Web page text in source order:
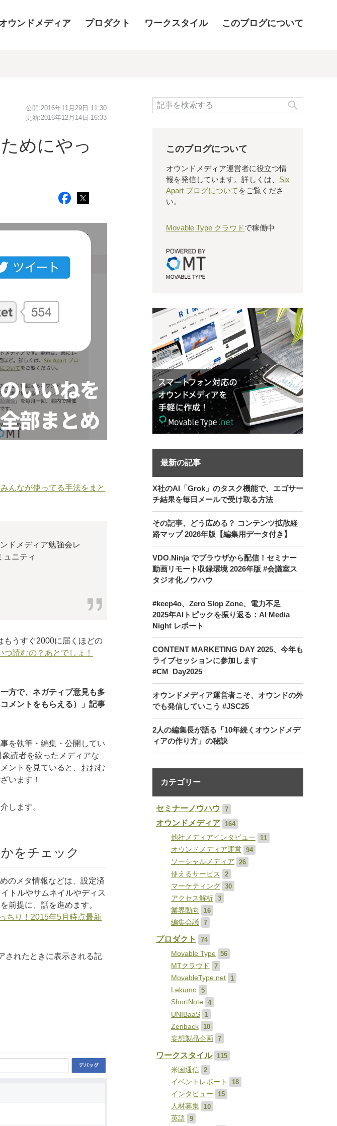
ウンドメディア プロダクト ワークスタイル このブログについて
公開:2016年11月29日 11:30
更新:2016年12月14日 16:33
めにやっ
んなが使ってる手法をまと
ドメディア勉強会レ
ュニティ
もうすぐ2000に届くほどの
つ読むの？あとでしょ！
方で、ネガティブ意見も多
メントをもらえる）」記事
を執筆・編集・公開してい
読者を絞ったメディアな
ントを見ていると、おおむ
います！
します。
をチェック
のメタ情報などは、設定済
トルやサムネイルやディス
前提に、話を進めます。
ちり！2015年5月時点最新
されたときに表示される記
このブログについて
オウンドメディア運営者に役立つ情
報を発信しています。詳しくは、 Six
Apart ブログについて をご覧くださ
い。
Movable Type クラウドで稼働中
最新の記事
X社のAI「Grok」のタスク機能で、エゴサー
チ結果を毎日メールで受け取る方法
その記事、どう広める？ コンテンツ拡散経
路マップ 2026年版【編集用データ付き】
VDO.Ninja でブラウザから配信！セミナー
動画リモート収録環境 2026年版 #会議室ス
タジオ化ノウハウ
#keep4o、Zero Slop Zone、電力不足
2025年AIトピックを振り返る：AI Media
Night レポート
CONTENT MARKETING DAY 2025、今年も
ライブセッションに参加します
#CM_Day2025
オウンドメディア運営者こそ、オウンドの外
でも発信していこう #JSC25
2人の編集長が語る「10年続くオウンドメデ
ィアの作り方」の秘訣
カテゴリー
セミナーノウハウ 7
オウンドメディア
164
他社メディアインタビュー
11
オウンドメディア運営
94
ソーシャルメディア
26
使えるサービス
2
マーケティング
30
アクセス解析
3
業界動向
16
編集会議
7
プロダクト
74
Movable Type
56
MTクラウド
7
MovableType.net
1
Lekumo
5
ShortNote
4
UNIBaaS
1
Zenback
10
妄想製品企画
7
ワークスタイル
115
米国通信
2
イベントレポート
18
インタビュー
15
人材募集
10
英語
9